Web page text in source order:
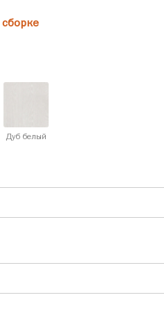
Дуб белый